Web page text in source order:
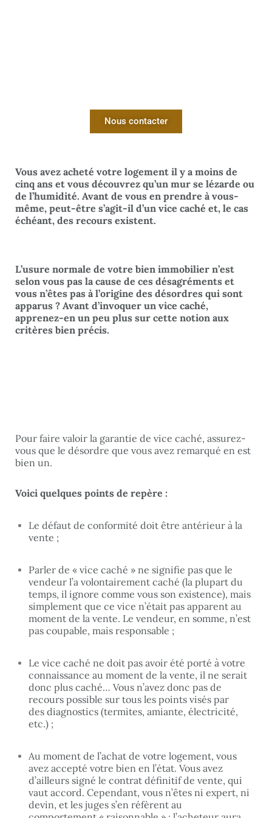
Nous contacter
Vous avez acheté votre logement il y a moins de
cinq ans et vous découvrez qu’un mur se lézarde ou
de l’humidité. Avant de vous en prendre à vous-
même, peut-être s’agit-il d’un vice caché et, le cas
échéant, des recours existent.
L’usure normale de votre bien immobilier n’est
selon vous pas la cause de ces désagréments et
vous n’êtes pas à l’origine des désordres qui sont
apparus ? Avant d’invoquer un vice caché,
apprenez-en un peu plus sur cette notion aux
critères bien précis.
Pour faire valoir la garantie de vice caché, assurez-
vous que le désordre que vous avez remarqué en est
bien un.
Voici quelques points de repère :
Le défaut de conformité doit être antérieur à la
vente ;
Parler de « vice caché » ne signifie pas que le
vendeur l’a volontairement caché (la plupart du
temps, il ignore comme vous son existence), mais
simplement que ce vice n’était pas apparent au
moment de la vente. Le vendeur, en somme, n’est
pas coupable, mais responsable ;
Le vice caché ne doit pas avoir été porté à votre
connaissance au moment de la vente, il ne serait
donc plus caché… Vous n’avez donc pas de
recours possible sur tous les points visés par
des diagnostics (termites, amiante, électricité,
etc.) ;
Au moment de l’achat de votre logement, vous
avez accepté votre bien en l’état. Vous avez
d’ailleurs signé le contrat définitif de vente, qui
vaut accord. Cependant, vous n’êtes ni expert, ni
devin, et les juges s’en réfèrent au